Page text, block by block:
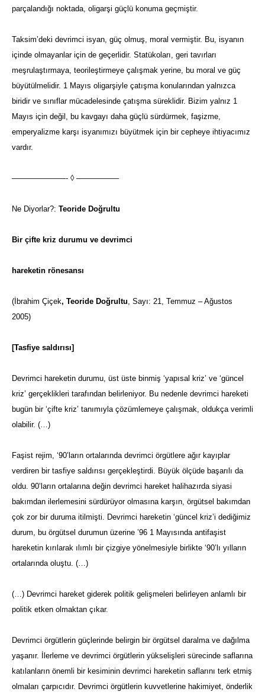
parçalandığı noktada, oligarşi güçlü konuma geçmiştir.
Taksim’deki devrimci isyan, güç olmuş, moral vermiştir. Bu, isyanın
içinde olmayanlar için de geçerlidir. Statükoları, geri tavırları
meşrulaştırmaya, teorileştirmeye çalışmak yerine, bu moral ve güç
büyütülmelidir. 1 Mayıs oligarşiyle çatışma konularından yalnızca
biridir ve sınıflar mücadelesinde çatışma süreklidir. Bizim yalnız 1
Mayıs için değil, bu kavgayı daha güçlü sürdürmek, faşizme,
emperyalizme karşı isyanımızı büyütmek için bir cepheye ihtiyacımız
vardır.
———————- ◊ —————–
Ne Diyorlar?: Teoride Doğrultu
Bir çifte kriz durumu ve devrimci
hareketin rönesansı
(İbrahim Çiçek, Teoride Doğrultu, Sayı: 21, Temmuz – Ağustos
2005)
[Tasfiye saldırısı]
Devrimci hareketin durumu, üst üste binmiş ‘yapısal kriz’ ve ‘güncel
kriz’ gerçeklikleri tarafından belirleniyor. Bu nedenle devrimci hareketi
bugün bir ‘çifte kriz’ tanımıyla çözümlemeye çalışmak, oldukça verimli
olabilir. (…)
Faşist rejim, ‘90’ların ortalarında devrimci örgütlere ağır kayıplar
verdiren bir tasfiye saldırısı gerçekleştirdi. Büyük ölçüde başarılı da
oldu. 90’ların ortalarına değin devrimci hareket halihazırda siyasi
bakımdan ilerlemesini sürdürüyor olmasına karşın, örgütsel bakımdan
çok zor bir duruma itilmişti. Devrimci hareketin ‘güncel kriz’i dediğimiz
durum, bu örgütsel durumun üzerine ’96 1 Mayısında antifaşist
hareketin kırılarak ılımlı bir çizgiye yönelmesiyle birlikte ‘90’lı yılların
ortalarında oluştu. (…)
(…) Devrimci hareket giderek politik gelişmeleri belirleyen anlamlı bir
politik etken olmaktan çıkar.
Devrimci örgütlerin güçlerinde belirgin bir örgütsel daralma ve dağılma
yaşanır. İlerleme ve devrimci örgütlerin yükselişleri sürecinde saflarına
katılanların önemli bir kesiminin devrimci hareketin saflarını terk etmiş
olmaları çarpıcıdır. Devrimci örgütlerin kuvvetlerine hakimiyet, önderlik